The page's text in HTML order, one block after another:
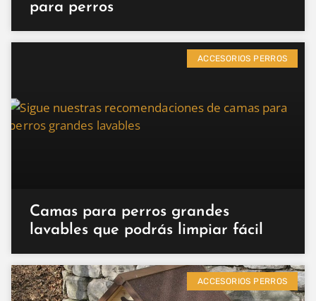
para perros
ACCESORIOS PERROS
Camas para perros grandes
lavables que podrás limpiar fácil
ACCESORIOS PERROS